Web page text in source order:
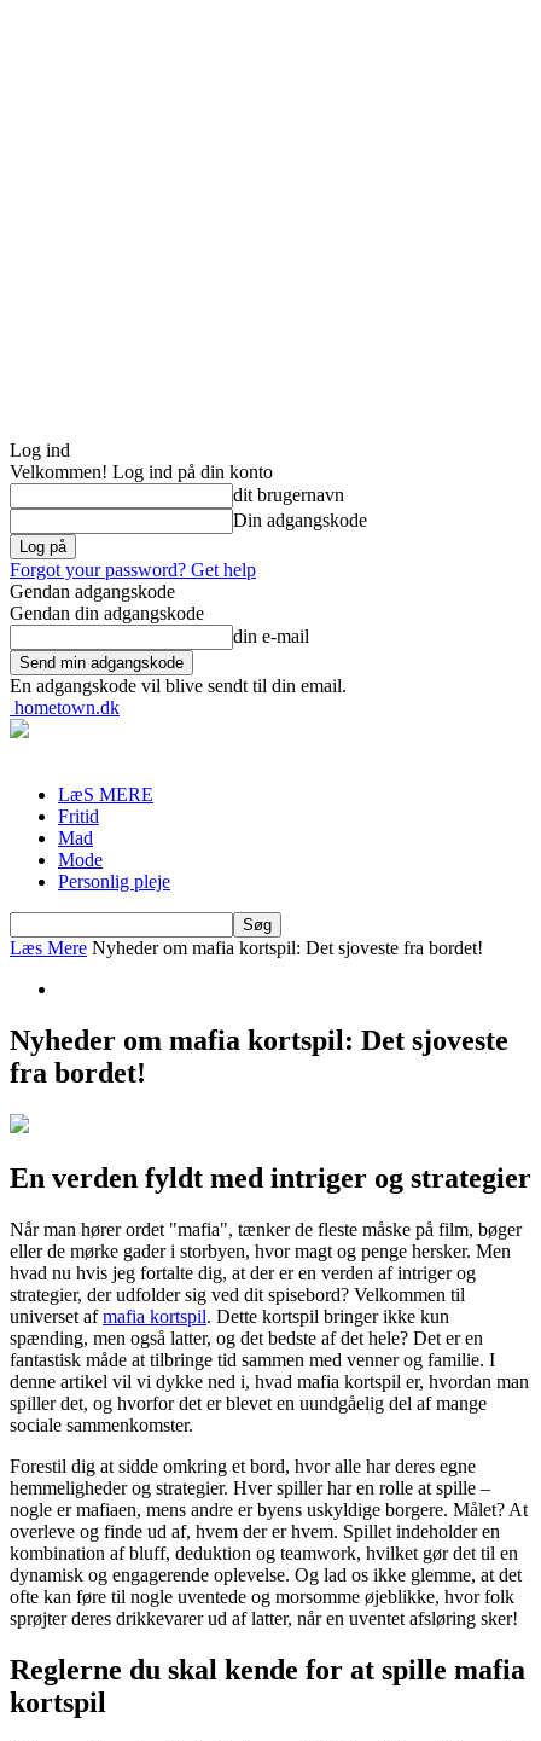
Log ind
Velkommen! Log ind på din konto
dit brugernavn
Din adgangskode
Forgot your password? Get help
Gendan adgangskode
Gendan din adgangskode
din e-mail
En adgangskode vil blive sendt til din email.
hometown.dk
LæS MERE
Fritid
Mad
Mode
Personlig pleje
Læs Mere Nyheder om mafia kortspil: Det sjoveste fra bordet!
Nyheder om mafia kortspil: Det sjoveste
fra bordet!
En verden fyldt med intriger og strategier
Når man hører ordet "mafia", tænker de fleste måske på film, bøger
eller de mørke gader i storbyen, hvor magt og penge hersker. Men
hvad nu hvis jeg fortalte dig, at der er en verden af intriger og
strategier, der udfolder sig ved dit spisebord? Velkommen til
universet afmafia kortspil. Dette kortspil bringer ikke kun
spænding, men også latter, og det bedste af det hele? Det er en
fantastisk måde at tilbringe tid sammen med venner og familie. I
denne artikel vil vi dykke ned i, hvad mafia kortspil er, hvordan man
spiller det, og hvorfor det er blevet en uundgåelig del af mange
sociale sammenkomster.
Forestil dig at sidde omkring et bord, hvor alle har deres egne
hemmeligheder og strategier. Hver spiller har en rolle at spille –
nogle er mafiaen, mens andre er byens uskyldige borgere. Målet? At
overleve og finde ud af, hvem der er hvem. Spillet indeholder en
kombination af bluff, deduktion og teamwork, hvilket gør det til en
dynamisk og engagerende oplevelse. Og lad os ikke glemme, at det
ofte kan føre til nogle uventede og morsomme øjeblikke, hvor folk
sprøjter deres drikkevarer ud af latter, når en uventet afsløring sker!
Reglerne du skal kende for at spille mafia
kortspil